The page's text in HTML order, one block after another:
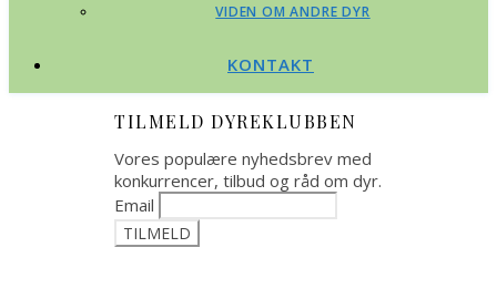
VIDEN OM ANDRE DYR
KONTAKT
TILMELD DYREKLUBBEN
Vores populære nyhedsbrev med
konkurrencer, tilbud og råd om dyr.
Email